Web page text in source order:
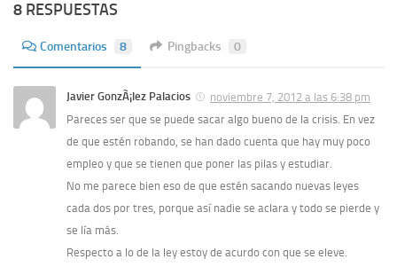
8 RESPUESTAS
Comentarios 8 Pingbacks 0
Javier GonzÃ¡lez Palacios
noviembre 7, 2012 a las 6:38 pm
Pareces ser que se puede sacar algo bueno de la crisis. En vez
de que estén robando, se han dado cuenta que hay muy poco
empleo y que se tienen que poner las pilas y estudiar.
No me parece bien eso de que estén sacando nuevas leyes
cada dos por tres, porque así­ nadie se aclara y todo se pierde y
se lí­a más.
Respecto a lo de la ley estoy de acurdo con que se eleve.